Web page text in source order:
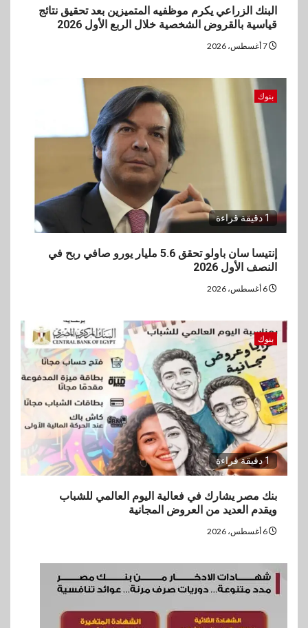
البنك الزراعي يكرم موظفيه المتميزين بعد تحقيق نتائج
قياسية بالقروض الشخصية خلال الربع الأول 2026
بنوك
1 دقيقة قراءة
إنتيسا سان باولو تحقق 5.6 مليار يورو صافي ربح في
النصف الأول 2026
بنوك
1 دقيقة قراءة
بنك مصر يشارك في فعالية اليوم العالمي للشباب
ويقدم العديد من العروض المجانية